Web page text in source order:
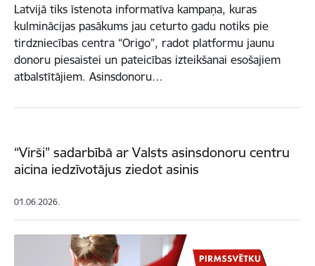
Latvijā tiks īstenota informatīva kampaņa, kuras
kulminācijas pasākums jau ceturto gadu notiks pie
tirdzniecības centra “Origo”, radot platformu jaunu
donoru piesaistei un pateicības izteikšanai esošajiem
atbalstītājiem. Asinsdonoru…
“Virši” sadarbībā ar Valsts asinsdonoru centru
aicina iedzīvotājus ziedot asinis
01.06.2026.